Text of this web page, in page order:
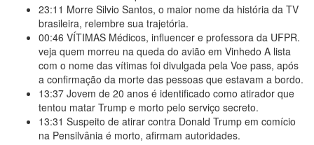
23:11 Morre Silvio Santos, o maior nome da história da TV
brasileira, relembre sua trajetória.
00:46 VÍTIMAS Médicos, influencer e professora da UFPR.
veja quem morreu na queda do avião em Vinhedo A lista
com o nome das vítimas foi divulgada pela Voe pass, após
a confirmação da morte das pessoas que estavam a bordo.
13:37 Jovem de 20 anos é identificado como atirador que
tentou matar Trump e morto pelo serviço secreto.
13:31 Suspeito de atirar contra Donald Trump em comício
na Pensilvânia é morto, afirmam autoridades.